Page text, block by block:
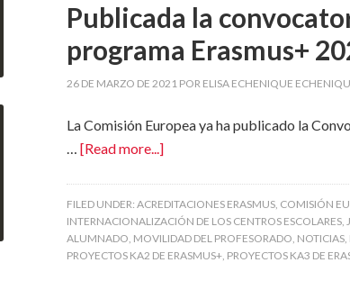
Publicada la
programa Erasmus+
26 DE MARZO DE 2021 POR ELISA ECHENIQUE
La Comisión Europea ya ha publicado la
… [Read more...]
FILED UNDER: ACREDITACIONES ERASMUS, COMISIÓN
INTERNACIONALIZACIÓN DE LOS CENTROS ESCOLARES,
ALUMNADO, MOVILIDAD DEL PROFESORADO, NOTICIAS,
PROYECTOS KA2 DE ERASMUS+, PROYECTOS KA3 DE